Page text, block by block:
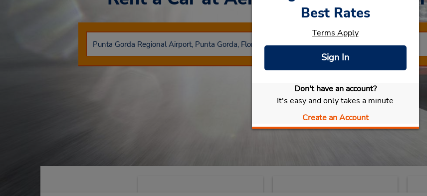
Selecionar meu carro
Best Rates
Terms Apply
Sign In
Don't have an account?
It's easy and only takes a minute
Create an Account